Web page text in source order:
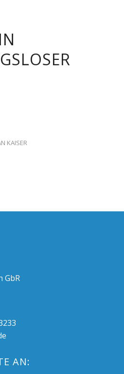
KAISER
GbR
AN: